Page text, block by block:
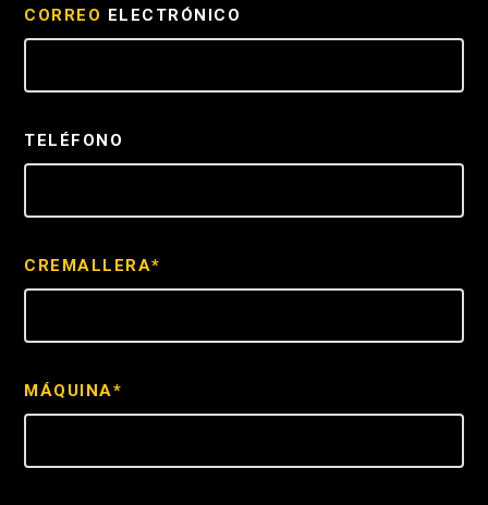
CORREO ELECTRÓNICO
TELÉFONO
CREMALLERA*
MÁQUINA*